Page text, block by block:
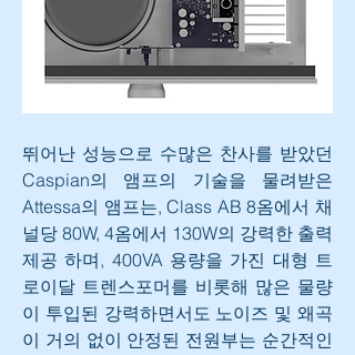
뛰어난 성능으로 수많은 찬사를 받았던
Caspian의 앰프의 기술을 물려받은
Attessa의 앰프는, Class AB 8옴에서 채
널당 80W, 4옴에서 130W의 강력한 출력
제공 하며, 400VA 용량을 가진 대형 트
로이달 트렌스포머를 비롯해 많은 물량
이 투입된 강력하면서도 노이즈 및 왜곡
이 거의 없이 안정된 전원부는 순간적인